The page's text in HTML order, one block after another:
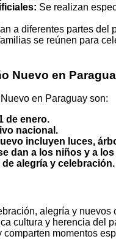
Se realizan
a diferentes partes del
se reúnen para
Nuevo en
en Paraguay son:
de enero.
nacional.
incluyen luces,
dan a los niños y a
alegría y celebración.
alegría y
cultura y herencia del
momentos